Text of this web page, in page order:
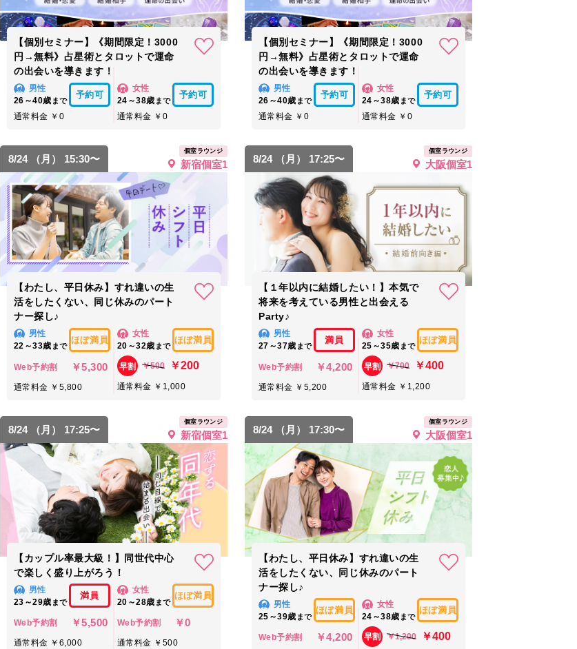
【個別セミナー】《期間限定！3000
円→無料》占星術とタロットで運命
の出会いを導きます！
男性
26～40歳 まで
予約可
通常料金 ￥0
女性
24～38歳 まで
予約可
通常料金 ￥0
【個別セミナー】《期間限定！3000
円→無料》占星術とタロットで運命
の出会いを導きます！
男性
26～40歳 まで
予約可
通常料金 ￥0
女性
24～38歳 まで
予約可
通常料金 ￥0
8/24 （月） 15:30〜
個室ラウンジ
新宿個室1
【わたし、平日休み】すれ違いの生
活をしたくない、同じ休みのパート
ナー探し♪
男性
22～33歳 まで
ほぼ満員
Web予約割 ￥5,300
通常料金 ￥5,800
女性
20～32歳 まで
ほぼ満員
早割 ￥500 ￥200
通常料金 ￥1,000
8/24 （月） 17:25〜
個室ラウンジ
大阪個室1
【１年以内に結婚したい！】本気で
将来を考えている男性と出会える
Party♪
男性
27～37歳 まで
満員
Web予約割 ￥4,200
通常料金 ￥5,200
女性
25～35歳 まで
ほぼ満員
早割 ￥700 ￥400
通常料金 ￥1,200
8/24 （月） 17:25〜
個室ラウンジ
新宿個室1
【カップル率最大級！】同世代中心
で楽しく盛り上がろう！
男性
23～29歳 まで
満員
Web予約割 ￥5,500
通常料金 ￥6,000
女性
20～28歳 まで
ほぼ満員
Web予約割 ￥0
通常料金 ￥500
8/24 （月） 17:30〜
個室ラウンジ
大阪個室1
【わたし、平日休み】すれ違いの生
活をしたくない、同じ休みのパート
ナー探し♪
男性
25～39歳 まで
ほぼ満員
Web予約割 ￥4,200
女性
24～38歳 まで
ほぼ満員
早割 ￥1,200 ￥400